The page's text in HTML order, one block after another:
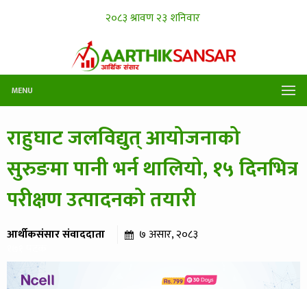
MENU
राहुघाट जलविद्युत् आयोजनाको
सुरुङमा पानी भर्न थालियो, १५ दिनभित्र
परीक्षण उत्पादनको तयारी
आर्थीकसंसार संवाददाता ७ असार, २०८३